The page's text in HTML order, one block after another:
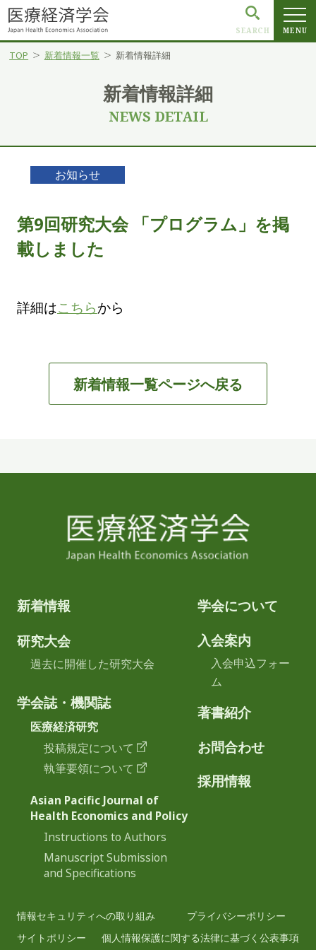
SEARCH MENU
新着情報詳細
NEWS DETAIL
TOP 新着情報一覧 新着情報詳細
お知らせ
第9回研究大会 「プログラム」を掲
載しました
詳細はこちらから
新着情報一覧ページへ戻る
新着情報
研究大会
過去に開催した研究大会
学会誌・機関誌
医療経済研究
投稿規定について
執筆要領について
Asian Pacific Journal of
Health Economics and Policy
Instructions to Authors
Manuscript Submission
and Specifications
学会について
入会案内
入会申込フォー
ム
著書紹介
お問合わせ
採用情報
情報セキュリティへの取り組み
プライバシーポリシー
サイトポリシー
個人情報保護に関する法律に基づく公表事項